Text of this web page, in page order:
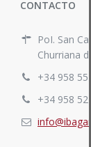
CONTACTO
PoI. San
Churriana
+34 958 55
+34 958 52